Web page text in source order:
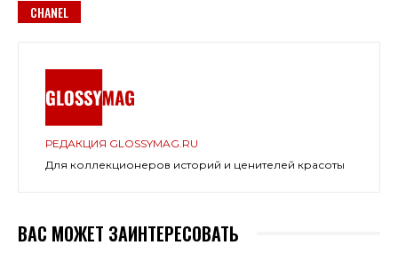
CHANEL
РЕДАКЦИЯ GLOSSYMAG.RU
Для коллекционеров историй и ценителей красоты
ВАС МОЖЕТ ЗАИНТЕРЕСОВАТЬ